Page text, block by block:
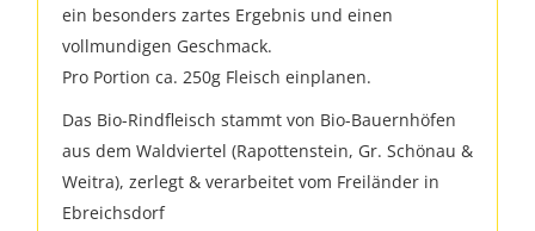
ein besonders zartes Ergebnis und einen
vollmundigen Geschmack.
Pro Portion ca. 250g Fleisch einplanen.
Das Bio-Rindfleisch stammt von Bio-Bauernhöfen
aus dem Waldviertel (Rapottenstein, Gr. Schönau &
Weitra), zerlegt & verarbeitet vom Freiländer in
Ebreichsdorf